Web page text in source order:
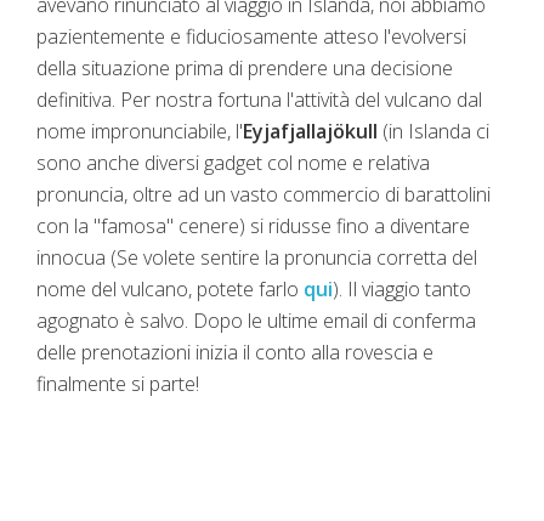
pazientemente e fiduciosamente atteso l'evolversi
della situazione prima di prendere una decisione
definitiva. Per nostra fortuna l'attività del vulcano dal
nome impronunciabile, l'Eyjafjallajökull (in Islanda ci
sono anche diversi gadget col nome e relativa
pronuncia, oltre ad un vasto commercio di barattolini
con la "famosa" cenere) si ridusse fino a diventare
innocua (Se volete sentire la pronuncia corretta del
nome del vulcano, potete farlo qui). Il viaggio tanto
agognato è salvo. Dopo le ultime email di conferma
delle prenotazioni inizia il conto alla rovescia e
finalmente si parte!